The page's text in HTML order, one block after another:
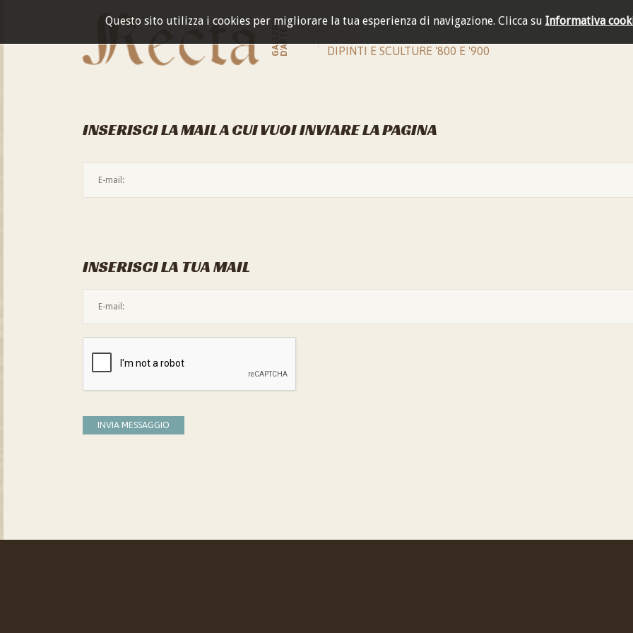
Questo sito utilizza i cookies per migliorare la tua esperienza di navigazione. Clicca su Informativa
GALLERIAD'ARTE DIPINTI E SCULTURE '800 E '900
INSERISCI LA MAIL A CUI VUOI INVIARE LA PAGINA
INSERISCI LA TUA MAIL
INVIA MESSAGGIO